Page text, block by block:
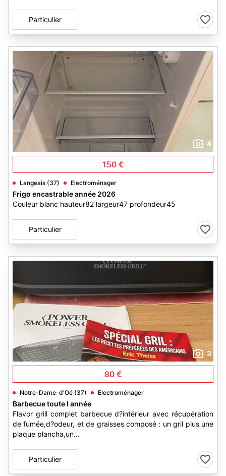
Particulier
4
150 €
Langeais (37) Electroménager
Frigo encastrable année 2026
Couleur blanc hauteur82 largeur47 profondeur45
Particulier
3
80 €
Notre-Dame-d'Oé (37) Electroménager
Barbecue toute l année
Flavor grill complet barbecue d?intérieur avec récupération
de fumée,d?odeur, et de graisses composé : un gril plus une
plaque plancha,un...
Particulier